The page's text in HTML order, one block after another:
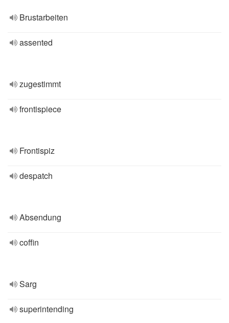
Brustarbeiten
assented
zugestimmt
frontispiece
Frontispiz
despatch
Absendung
coffin
Sarg
superintending